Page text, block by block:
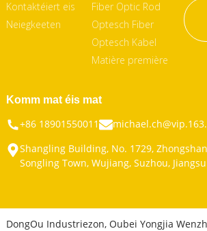
Kontaktéiert eis
Neiegkeeten
Fiber Optic Rod
Optesch Fiber
Optesch Kabel
Matière première
Komm mat éis mat
+86 18901550011
Shangling Building, No. 1729,
Songling Town, Wujiang, Suzhou,
DongOu Industriezon, Oubei Yongjia